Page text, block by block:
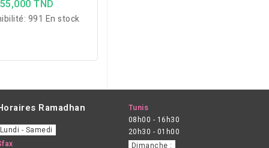
55,000 TND
991 En stock
Ramadhan
Lundi - Samedi
Tunis
08h00 - 16h30
20h30 - 01h00
Dimanche :